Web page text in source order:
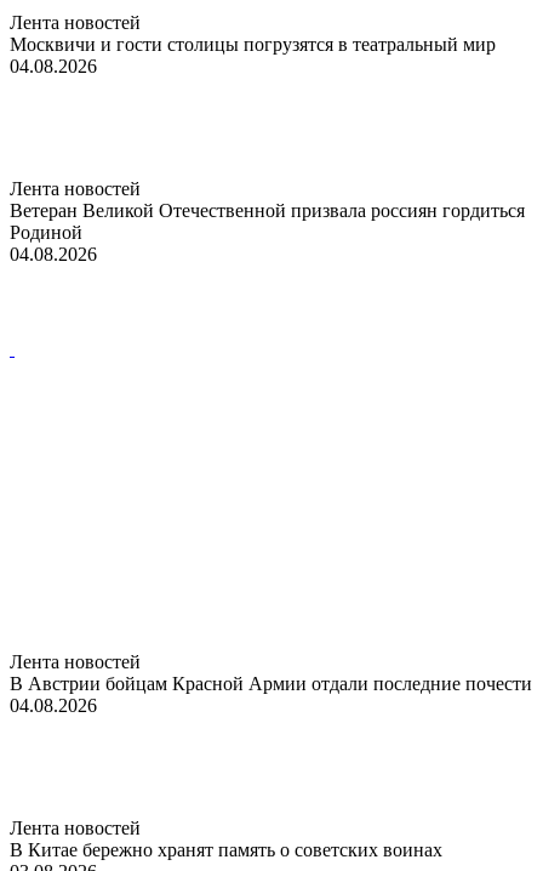
Лента новостей
Москвичи и гости столицы погрузятся в театральный мир
04.08.2026
Лента новостей
Ветеран Великой Отечественной призвала россиян гордиться
Родиной
04.08.2026
Лента новостей
В Австрии бойцам Красной Армии отдали последние почести
04.08.2026
Лента новостей
В Китае бережно хранят память о советских воинах